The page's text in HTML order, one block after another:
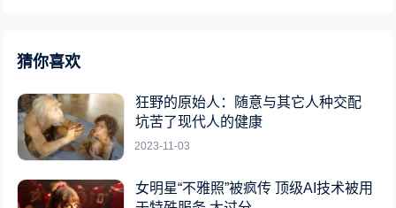
猜你喜欢
狂野的原始人：随意与其它人种交配
坑苦了现代人的健康
2023-11-03
女明星“不雅照”被疯传 顶级AI技术被用